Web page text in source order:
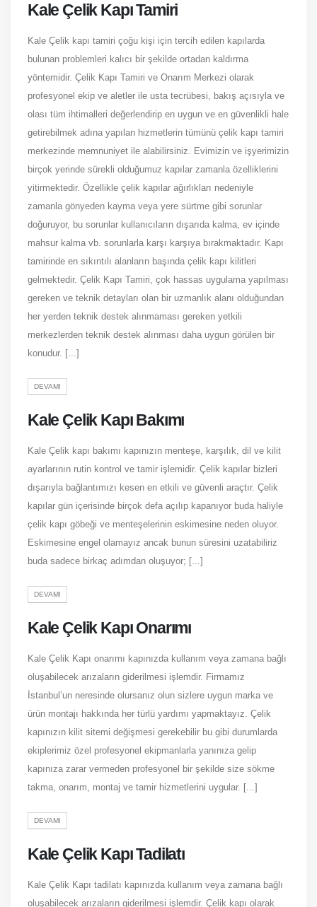
Kale Çelik Kapı Tamiri
Kale Çelik kapı tamiri çoğu kişi için tercih edilen kapılarda
bulunan problemleri kalıcı bir şekilde ortadan kaldırma
yöntemidir. Çelik Kapı Tamiri ve Onarım Merkezi olarak
profesyonel ekip ve aletler ile usta tecrübesi, bakış açısıyla ve
olası tüm ihtimalleri değerlendirip en uygun ve en güvenlikli hale
getirebilmek adına yapılan hizmetlerin tümünü çelik kapı tamiri
merkezinde memnuniyet ile alabilirsiniz. Evimizin ve işyerimizin
birçok yerinde sürekli olduğumuz kapılar zamanla özelliklerini
yitirmektedir. Özellikle çelik kapılar ağırlıkları nedeniyle
zamanla gönyeden kayma veya yere sürtme gibi sorunlar
doğuruyor, bu sorunlar kullanıcıların dışarıda kalma, ev içinde
mahsur kalma vb. sorunlarla karşı karşıya bırakmaktadır. Kapı
tamirinde en sıkıntılı alanların başında çelik kapı kilitleri
gelmektedir. Çelik Kapı Tamiri, çok hassas uygulama yapılması
gereken ve teknik detayları olan bir uzmanlık alanı olduğundan
her yerden teknik destek alınmaması gereken yetkili
merkezlerden teknik destek alınması daha uygun görülen bir
konudur. [...]
DEVAMI
Kale Çelik Kapı Bakımı
Kale Çelik kapı bakımı kapınızın menteşe, karşılık, dil ve kilit
ayarlarının rutin kontrol ve tamir işlemidir. Çelik kapılar bizleri
dışarıyla bağlantımızı kesen en etkili ve güvenli araçtır. Çelik
kapılar gün içerisinde birçok defa açılıp kapanıyor buda haliyle
çelik kapı göbeği ve menteşelerinin eskimesine neden oluyor.
Eskimesine engel olamayız ancak bunun süresini uzatabiliriz
buda sadece birkaç adımdan oluşuyor; [...]
DEVAMI
Kale Çelik Kapı Onarımı
Kale Çelik Kapı onarımı kapınızda kullanım veya zamana bağlı
oluşabilecek arızaların giderilmesi işlemdir. Firmamız
İstanbul’un neresinde olursanız olun sizlere uygun marka ve
ürün montajı hakkında her türlü yardımı yapmaktayız. Çelik
kapınızın kilit sitemi değişmesi gerekebilir bu gibi durumlarda
ekiplerimiz özel profesyonel ekipmanlarla yanınıza gelip
kapınıza zarar vermeden profesyonel bir şekilde size sökme
takma, onarım, montaj ve tamir hizmetlerini uygular. [...]
DEVAMI
Kale Çelik Kapı Tadilatı
Kale Çelik Kapı tadilatı kapınızda kullanım veya zamana bağlı
oluşabilecek arızaların giderilmesi işlemdir. Çelik kapı olarak